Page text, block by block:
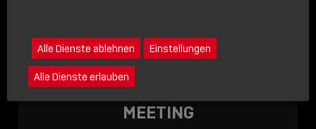
LINDY ACADEMY
JETZT ONLINE
VERFÜGBAR: DIE
LINDY ACADEMY –
WISSEN, DASMEETING
Alle Dienste ablehnen Einstellungen
Alle Dienste erlauben